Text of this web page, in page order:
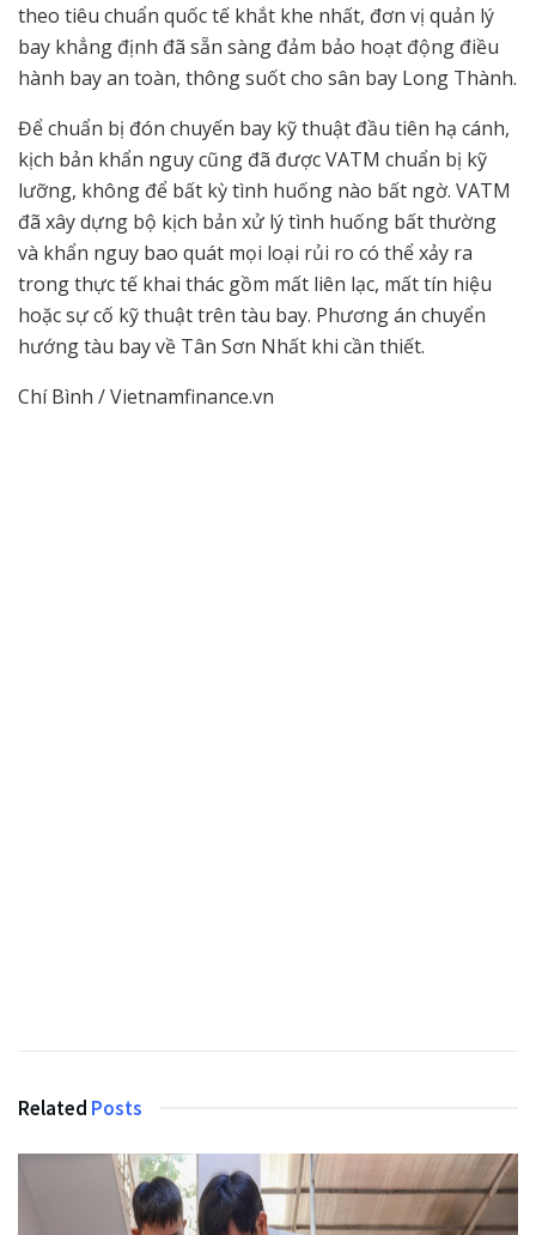
theo tiêu chuẩn quốc tế khắt khe nhất, đơn vị quản lý
bay khẳng định đã sẵn sàng đảm bảo hoạt động điều
hành bay an toàn, thông suốt cho sân bay Long Thành.
Để chuẩn bị đón chuyến bay kỹ thuật đầu tiên hạ cánh,
kịch bản khẩn nguy cũng đã được VATM chuẩn bị kỹ
lưỡng, không để bất kỳ tình huống nào bất ngờ. VATM
đã xây dựng bộ kịch bản xử lý tình huống bất thường
và khẩn nguy bao quát mọi loại rủi ro có thể xảy ra
trong thực tế khai thác gồm mất liên lạc, mất tín hiệu
hoặc sự cố kỹ thuật trên tàu bay. Phương án chuyển
hướng tàu bay về Tân Sơn Nhất khi cần thiết.
Chí Bình / Vietnamfinance.vn
Related Posts